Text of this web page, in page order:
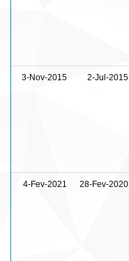
3-Nov-2015 2-Jul-2015
4-Fev-2021 28-Fev-2020